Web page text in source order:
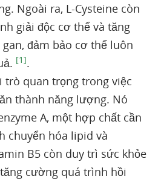
Ngoài ra, L-Cysteine còn
giải độc cơ thể và tăng
đảm bảo cơ thể luôn
[1].
trò quan trọng trong việc
thành năng lượng. Nó
A, một hợp chất cần
chuyển hóa lipid và
B5 còn duy trì sức khỏe
cường quá trình hồi